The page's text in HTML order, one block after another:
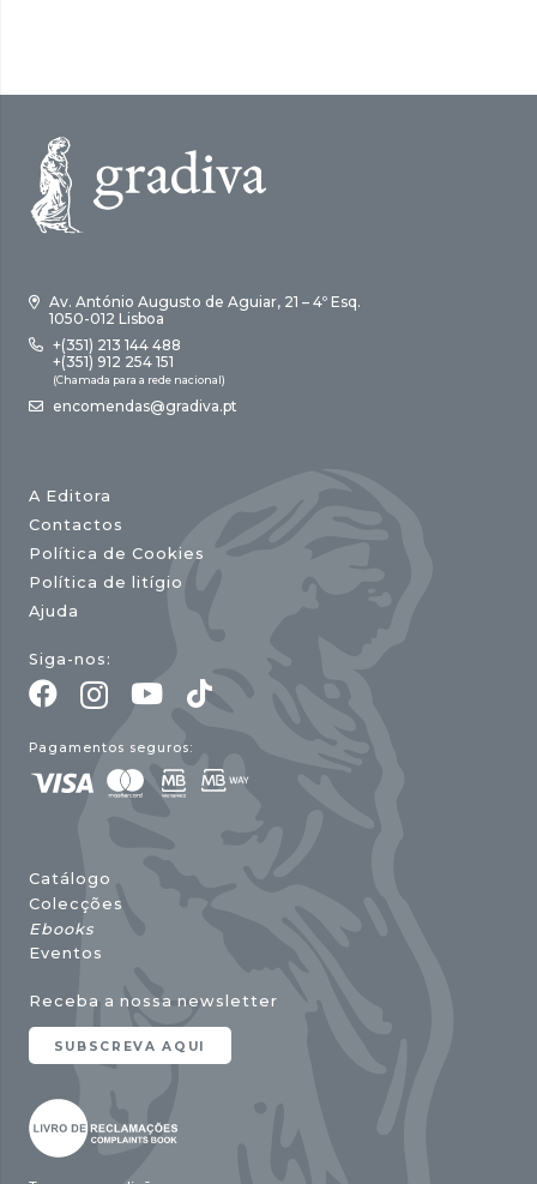
Av. António Augusto de Aguiar, 21 – 4º Esq.
1050-012 Lisboa
+(351) 213 144 488
+(351) 912 254 151
(Chamada para a rede nacional)
encomendas@gradiva.pt
A Editora
Contactos
Política de Cookies
Política de litígio
Ajuda
Siga-nos:
Pagamentos seguros:
Catálogo
Colecções
Ebooks
Eventos
Receba a nossa newsletter
SUBSCREVA AQUI